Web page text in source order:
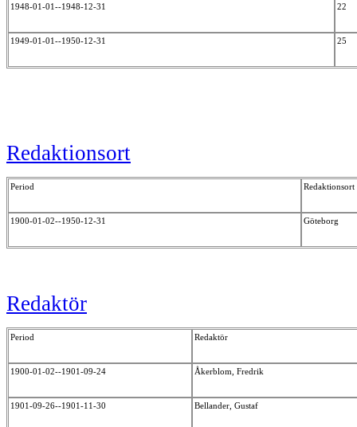
1948-01-01--1948-12-31 22
1949-01-01--1950-12-31 25
Redaktionsort
Period Redaktionsort
1900-01-02--1950-12-31 Göteborg
Redaktör
Period Redaktör
1900-01-02--1901-09-24 Åkerblom, Fredrik
1901-09-26--1901-11-30 Bellander, Gustaf